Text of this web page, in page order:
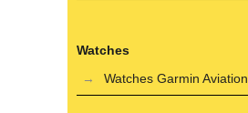
Watches
Watches Garmin Aviation